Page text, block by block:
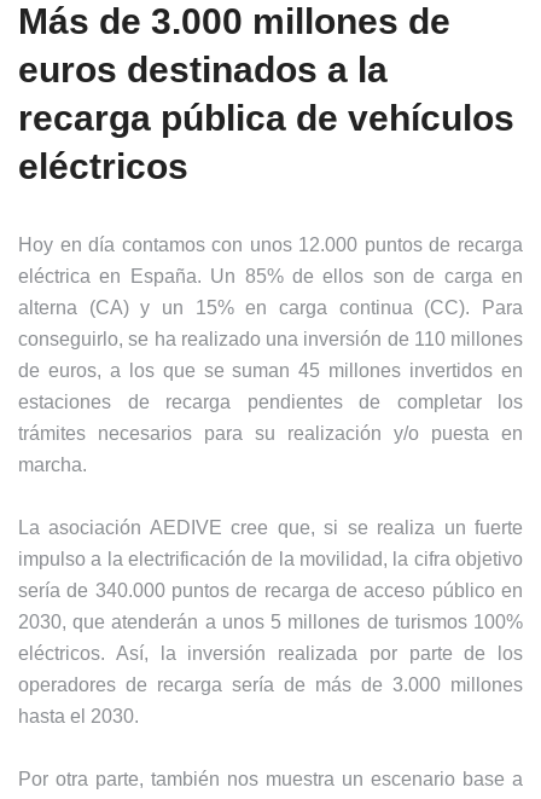
Más de 3.000 millones de
euros destinados a la
recarga pública de vehículos
eléctricos
Hoy en día contamos con unos 12.000 puntos de recarga
eléctrica en España. Un 85% de ellos son de carga en
alterna (CA) y un 15% en carga continua (CC). Para
conseguirlo, se ha realizado una inversión de 110 millones
de euros, a los que se suman 45 millones invertidos en
estaciones de recarga pendientes de completar los
trámites necesarios para su realización y/o puesta en
marcha.
La asociación AEDIVE cree que, si se realiza un fuerte
impulso a la electrificación de la movilidad, la cifra objetivo
sería de 340.000 puntos de recarga de acceso público en
2030, que atenderán a unos 5 millones de turismos 100%
eléctricos. Así, la inversión realizada por parte de los
operadores de recarga sería de más de 3.000 millones
hasta el 2030.
Por otra parte, también nos muestra un escenario base a